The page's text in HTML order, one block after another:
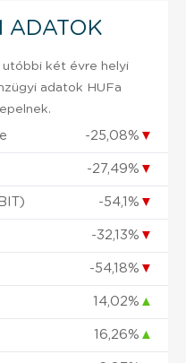
ADATOK
utóbbi két évre helyi
adatok HUFa
-25,08% ▼
-27,49% ▼
-54,1% ▼
-32,13% ▼
-54,18% ▼
14,02% ▲
16,26% ▲